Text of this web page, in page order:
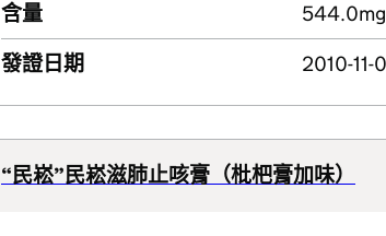
含量
544.0mg
發證日期
2010-11-
“民崧”民崧滋肺止咳膏（枇杷膏加味）